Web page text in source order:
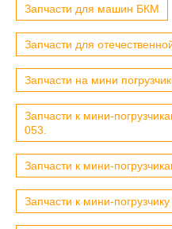
Запчасти для машин БКМ
Запчасти для
Запчасти на мини
Запчасти к мини-
053.
Запчасти к мини-
Запчасти к мини-